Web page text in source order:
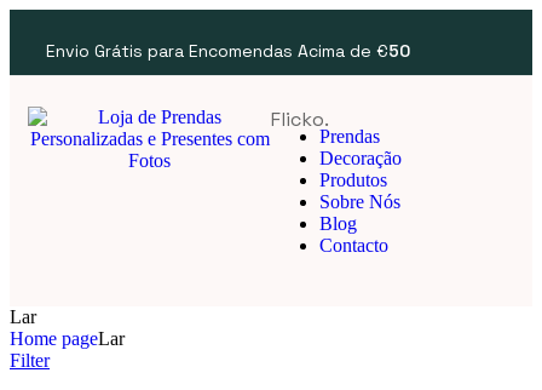
Envio Grátis para Encomendas Acima de €50
Prendas
Decoração
Produtos
Sobre Nós
Blog
Contacto
Flicko.
Lar
Home pageLar
Filter